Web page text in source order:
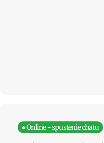
● Online - spustenie chatu